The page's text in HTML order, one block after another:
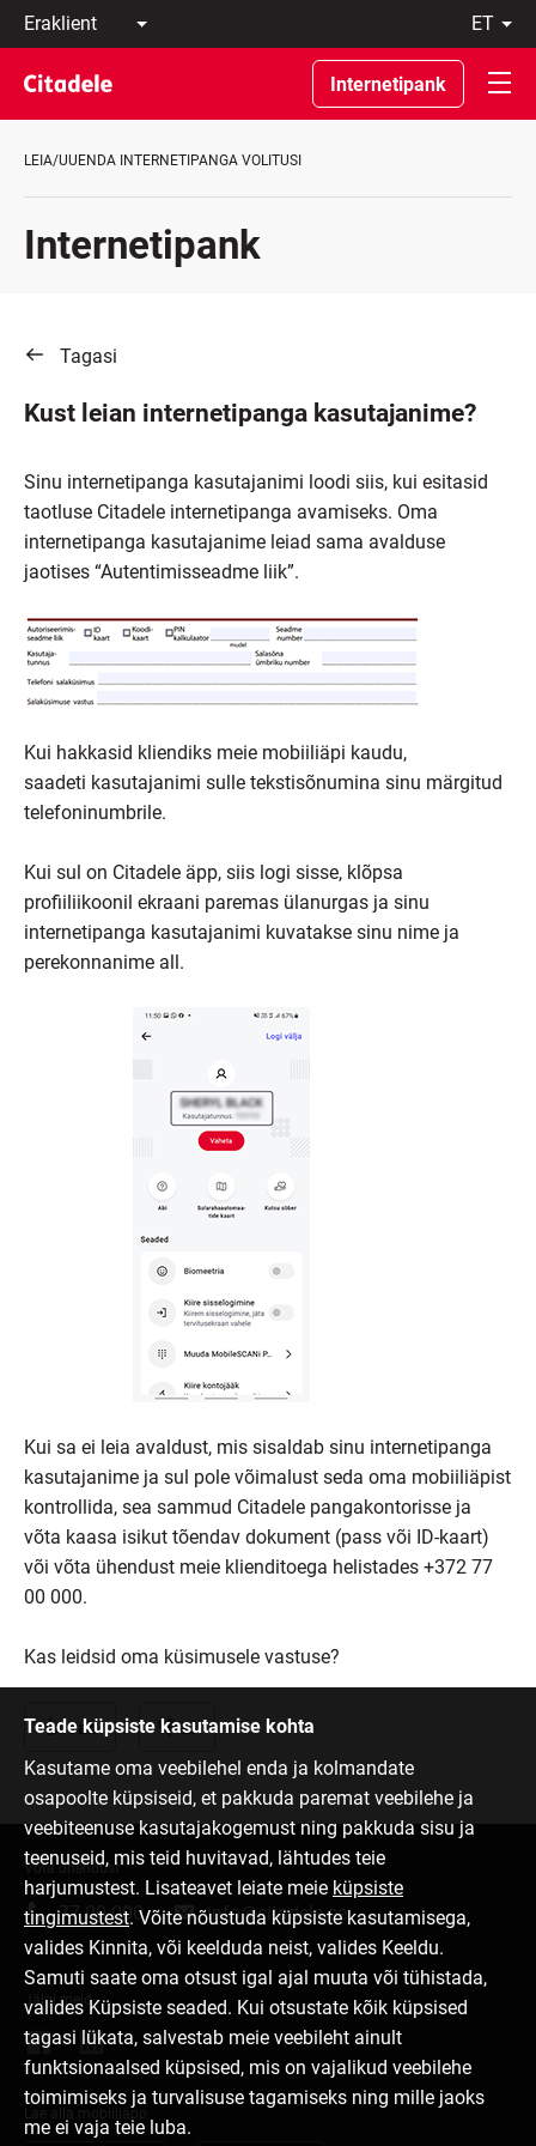
Eraklient
Äriklient
Pangast
C
REWARDS
et
Eesti
По-
русски
In
Internetipank
LEIA/UUENDA INTERNETIPANGA VOLITUSI
Internetipank
Tagasi
Kust leian internetipanga kasutajanime?
Sinu internetipanga kasutajanimi loodi siis, kui esitasid
taotluse Citadele internetipanga avamiseks. Oma
internetipanga kasutajanime leiad sama avalduse
jaotises “Autentimisseadme liik”.
Kui hakkasid kliendiks meie mobiiliäpi kaudu,
saadeti kasutajanimi sulle tekstisõnumina sinu märgitud
telefoninumbrile.
Kui sul on Citadele äpp, siis logi sisse, klõpsa
profiiliikoonil ekraani paremas ülanurgas ja sinu
internetipanga kasutajanimi kuvatakse sinu nime ja
perekonnanime all.
Kui sa ei leia avaldust, mis sisaldab sinu internetipanga
kasutajanime ja sul pole võimalust seda oma mobiiliäpist
kontrollida, sea sammud Citadele pangakontorisse ja
võta kaasa isikut tõendav dokument (pass või ID-kaart)
või võta ühendust meie klienditoega helistades +372 77
00 000.
Kas leidsid oma küsimusele vastuse?
Jah Ei
Teade küpsiste kasutamise kohta
Kasutame oma veebilehel enda ja kolmandate
osapoolte küpsiseid, et pakkuda paremat veebilehe ja
veebiteenuse kasutajakogemust ning pakkuda sisu ja
teenuseid, mis teid huvitavad, lähtudes teie
harjumustest. Lisateavet leiate meie küpsiste
tingimustest. Võite nõustuda küpsiste kasutamisega,
valides Kinnita, või keelduda neist, valides Keeldu.
Samuti saate oma otsust igal ajal muuta või tühistada,
valides Küpsiste seaded. Kui otsustate kõik küpsised
tagasi lükata, salvestab meie veebileht ainult
funktsionaalsed küpsised, mis on vajalikud veebilehe
toimimiseks ja turvalisuse tagamiseks ning mille jaoks
me ei vaja teie luba.
Võta ühendust
77 00 000 info@citadele.ee
Jälgi meid